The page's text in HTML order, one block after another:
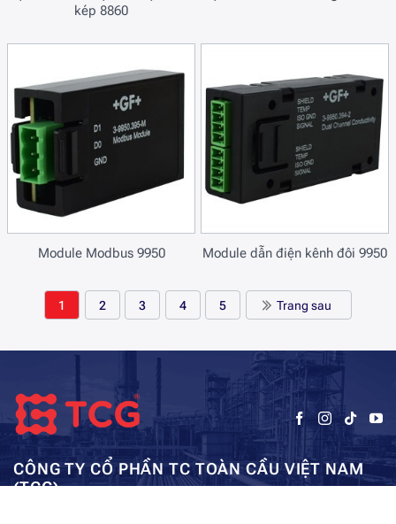
kép 8860
Module Modbus 9950 Module dẫn điện kênh đôi 9950
1 2 3 4 5 Trang sau
CÔNG TY CỔ PHẦN TC TOÀN CẦU VIỆT NAM
(TCG)